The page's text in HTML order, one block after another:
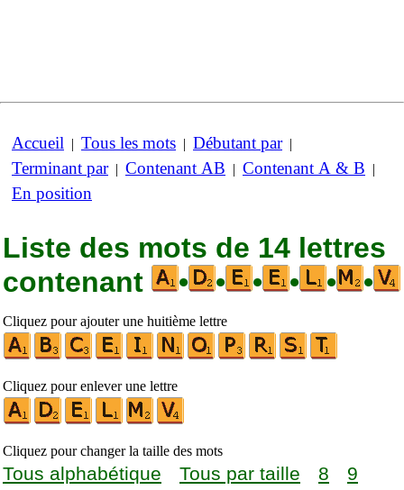
Accueil | Tous les mots | Débutant par|
Terminant par| Contenant AB | Contenant A & B |
En position
Liste des mots de 14 lettres
contenant
• • • • • •
Cliquez pour ajouter une huitième lettre
Cliquez pour enlever une lettre
Cliquez pour changer la taille des mots
Tous alphabétique Tous par taille 8
9